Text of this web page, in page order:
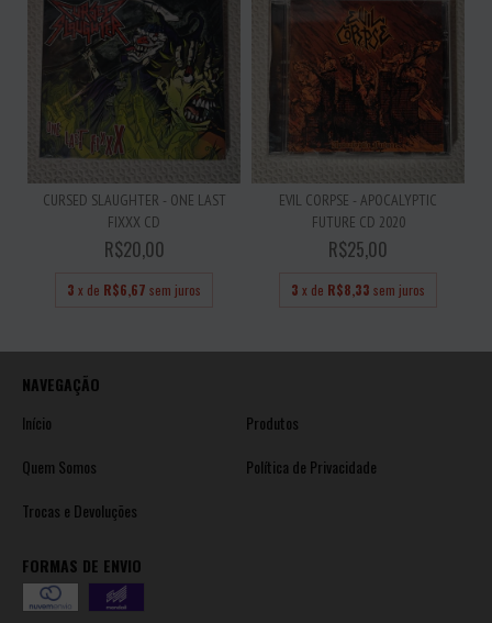
CURSED SLAUGHTER - ONE LAST
FIXXX CD
R$20,00
3 x de R$6,67 sem juros
EVIL CORPSE - APOCALYPTIC
FUTURE CD 2020
R$25,00
3 x de R$8,33 sem juros
NAVEGAÇÃO
Início
Produtos
Quem Somos
Política de Privacidade
Trocas e Devoluções
FORMAS DE ENVIO